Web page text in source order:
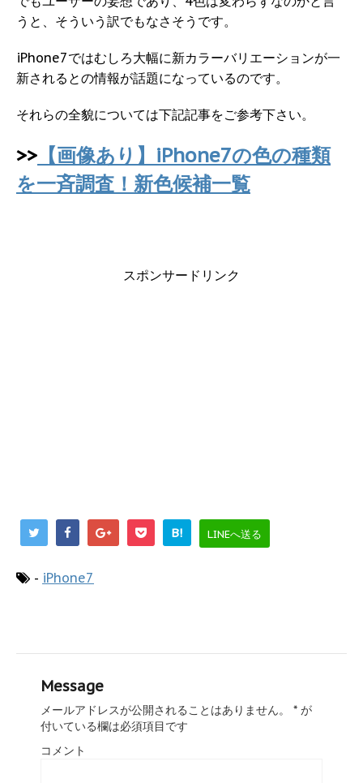
うと、そういう訳でもなさそうです。
iPhone7ではむしろ大幅に新カラーバリエーションが一
新されるとの情報が話題になっているのです。
それらの全貌については下記記事をご参考下さい。
>> 【画像あり】iPhone7の色の種類
を一斉調査！新色候補一覧
スポンサードリンク
B! LINEへ送る
- iPhone7
Message
メールアドレスが公開されることはありません。 * が
付いている欄は必須項目です
コメント